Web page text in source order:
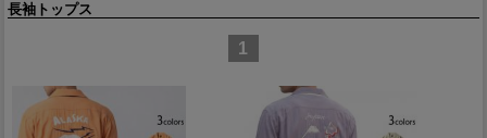
長袖トップス
1